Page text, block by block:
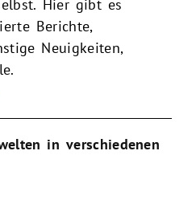
Hier gibt es
Berichte,
Neuigkeiten,
in verschiedenen